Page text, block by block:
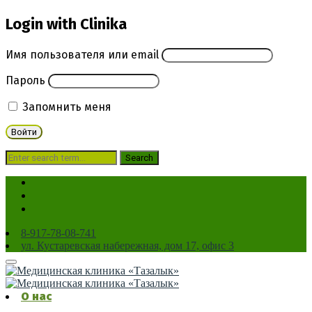
Login with Clinika
Имя пользователя или email
Пароль
Запомнить меня
8-917-78-08-741
ул. Кустаревская набережная, дом 17, офис 3
О нас
Service:Services